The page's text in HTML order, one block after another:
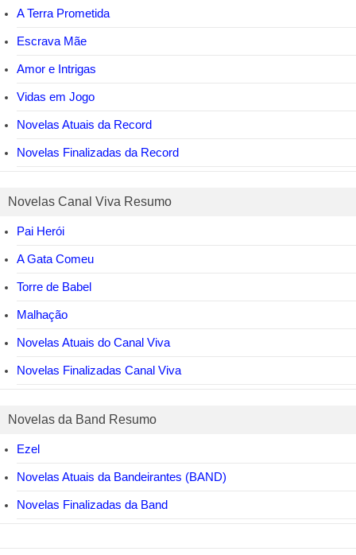
A Terra Prometida
Escrava Mãe
Amor e Intrigas
Vidas em Jogo
Novelas Atuais da Record
Novelas Finalizadas da Record
Novelas Canal Viva Resumo
Pai Herói
A Gata Comeu
Torre de Babel
Malhação
Novelas Atuais do Canal Viva
Novelas Finalizadas Canal Viva
Novelas da Band Resumo
Ezel
Novelas Atuais da Bandeirantes (BAND)
Novelas Finalizadas da Band